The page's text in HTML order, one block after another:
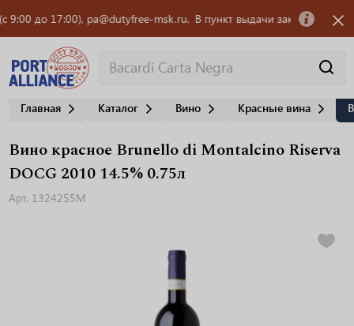
до 17:00), pa@dutyfree-msk.ru. В пункт выдачи заказов OZON
Главная Каталог Вино Красные вина
Вино красное Brunello di Montalcino Riserva
DOCG 2010 14.5% 0.75л
Арт. 1324255M